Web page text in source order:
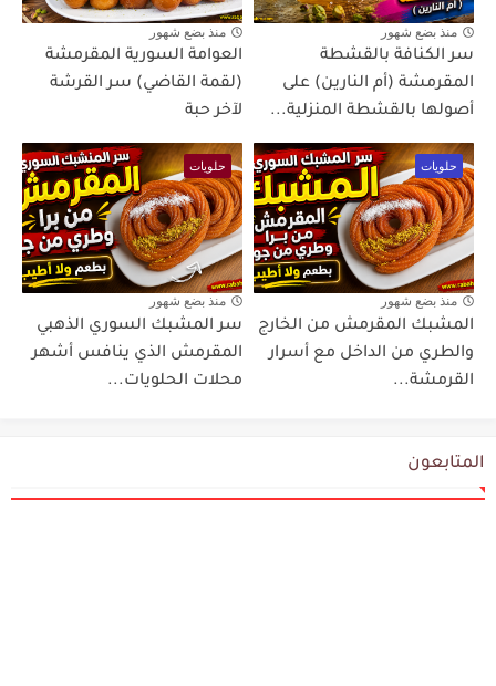
منذ بضع شهور
سر الكنافة بالقشطة
المقرمشة (أم النارين) على
أصولها بالقشطة المنزلية...
منذ بضع شهور
العوامة السورية المقرمشة
(لقمة القاضي) سر القرشة
لآخر حبة
حلويات
منذ بضع شهور
المشبك المقرمش من الخارج
والطري من الداخل مع أسرار
القرمشة...
حلويات
منذ بضع شهور
سر المشبك السوري الذهبي
المقرمش الذي ينافس أشهر
محلات الحلويات...
المتابعون